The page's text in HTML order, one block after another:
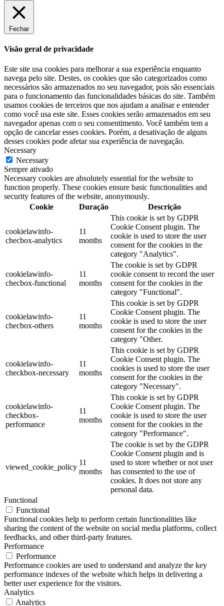
Fechar
Visão geral de privacidade
Este site usa cookies para melhorar a sua experiência enquanto
navega pelo site. Destes, os cookies que são categorizados como
necessários são armazenados no seu navegador, pois são essenciais
para o funcionamento das funcionalidades básicas do site. Também
usamos cookies de terceiros que nos ajudam a analisar e entender
como você usa este site. Esses cookies serão armazenados em seu
navegador apenas com o seu consentimento. Você também tem a
opção de cancelar esses cookies. Porém, a desativação de alguns
desses cookies pode afetar sua experiência de navegação.
Necessary
Necessary
Sempre ativado
Necessary cookies are absolutely essential for the website to
function properly. These cookies ensure basic functionalities and
security features of the website, anonymously.
Cookie
Duração Descrição
cookielawinfo-
checbox-analytics
11
months
This cookie is set by GDPR
Cookie Consent plugin. The
cookie is used to store the user
consent for the cookies in the
category "Analytics".
cookielawinfo-
checbox-functional
11
months
The cookie is set by GDPR
cookie consent to record the user
consent for the cookies in the
category "Functional".
cookielawinfo-
checbox-others
11
months
This cookie is set by GDPR
Cookie Consent plugin. The
cookie is used to store the user
consent for the cookies in the
category "Other.
cookielawinfo-
checkbox-necessary
11
months
This cookie is set by GDPR
Cookie Consent plugin. The
cookies is used to store the user
consent for the cookies in the
category "Necessary".
cookielawinfo-
checkbox-
performance
11
months
This cookie is set by GDPR
Cookie Consent plugin. The
cookie is used to store the user
consent for the cookies in the
category "Performance".
viewed_cookie_policy
11
months
The cookie is set by the GDPR
Cookie Consent plugin and is
used to store whether or not user
has consented to the use of
cookies. It does not store any
personal data.
Functional
Functional
Functional cookies help to perform certain functionalities like
sharing the content of the website on social media platforms, collect
feedbacks, and other third-party features.
Performance
Performance
Performance cookies are used to understand and analyze the key
performance indexes of the website which helps in delivering a
better user experience for the visitors.
Analytics
Analytics